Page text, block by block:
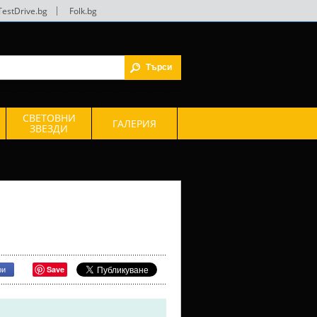
Folk.bg
СВЕТОВНИ
ЗВЕЗДИ ГАЛЕРИЯ
Save